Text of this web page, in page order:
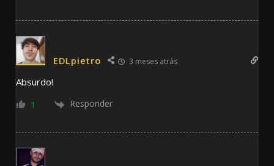
EDLpietro 3 meses atrás
Absurdo!
1 Responder